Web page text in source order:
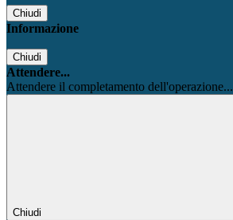
Chiudi
Informazione
Chiudi
Attendere...
Attendere il completamento dell'operazione...
Chiudi